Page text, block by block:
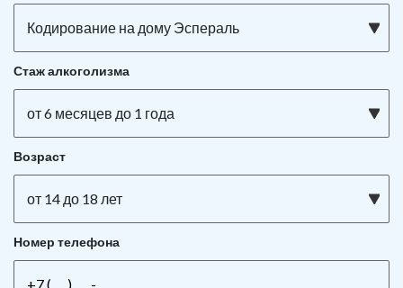
Кодирование на дому Эспераль
Стаж алкоголизма
от 6 месяцев до 1 года
Возраст
от 14 до 18 лет
Номер телефона